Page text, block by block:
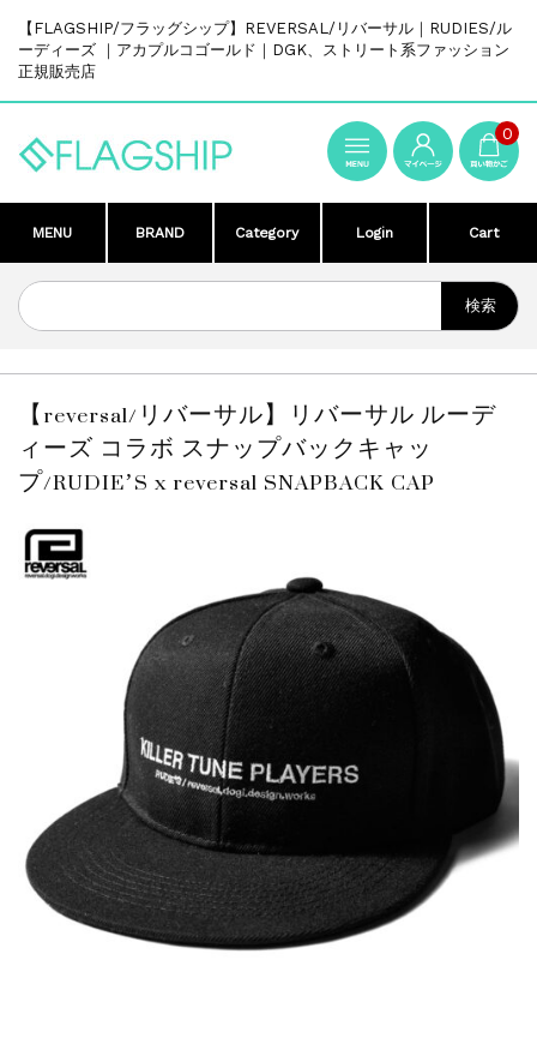
【FLAGSHIP/フラッグシップ】REVERSAL/リバーサル｜RUDIES/ル
ーディーズ ｜アカプルコゴールド｜DGK、ストリート系ファッション
正規販売店
0
MENU BRAND Category Login Cart
【reversal/リバーサル】リバーサル ルーデ
ィーズ コラボ スナップバックキャッ
プ/RUDIE’S x reversal SNAPBACK CAP